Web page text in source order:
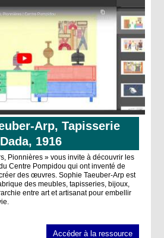
Arp, Tapisserie
Dada, 1916
Pionnières » vous invite à découvrir les
Centre Pompidou qui ont inventé de
des œuvres. Sophie Taeuber-Arp est
des meubles, tapisseries, bijoux,
entre art et artisanat pour embellir
Accéder à la ressource